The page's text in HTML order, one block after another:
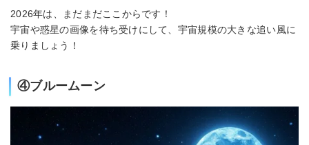
2026年は、まだまだここからです！
宇宙や惑星の画像を待ち受けにして、宇宙規模の大きな追い風に
乗りましょう！
④ブルームーン